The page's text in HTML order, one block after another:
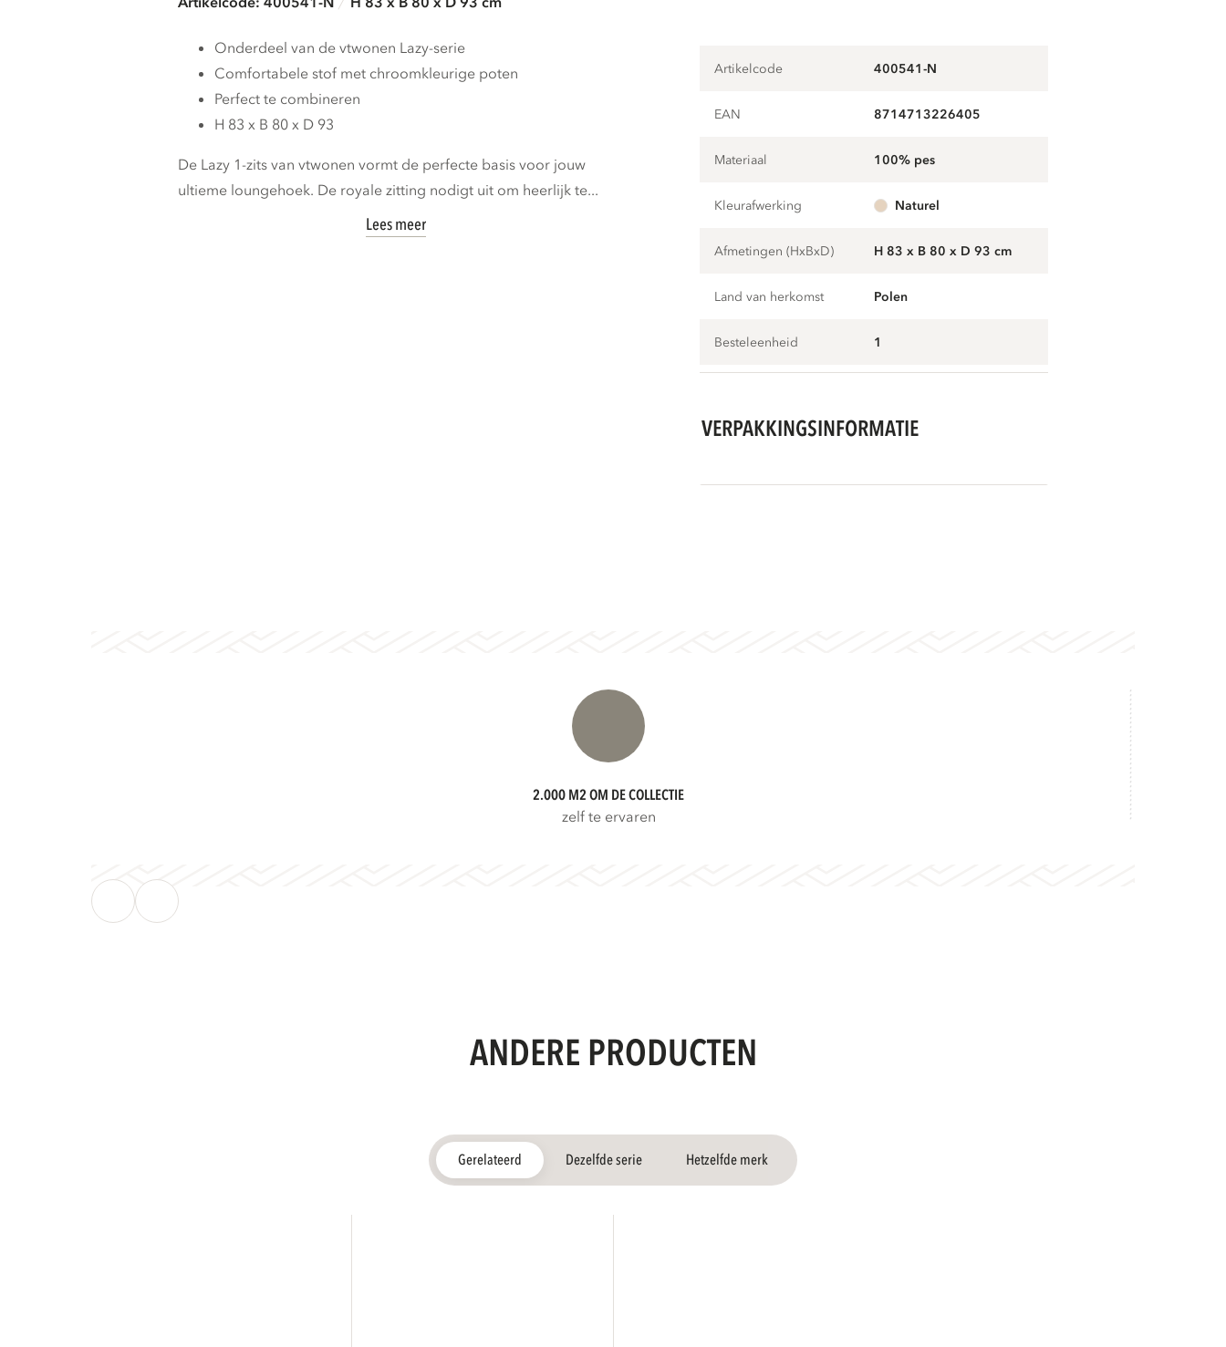
Onderdeel van de vtwonen Lazy-serie
Comfortabele stof met chroomkleurige poten
Perfect te combineren
H 83 x B 80 x D 93
De Lazy 1-zits van vtwonen vormt de perfecte basis voor jouw
ultieme loungehoek. De royale zitting nodigt uit om heerlijk te...
Lees meer
Artikelcode 400541-N
EAN 8714713226405
Materiaal 100% pes
Kleurafwerking naturel
Afmetingen (HxBxD) H 83 x B 80 x D 93 cm
Land van herkomst Polen
Besteleenheid 1
VERPAKKINGSINFORMATIE
2.000 M2 OM DE COLLECTIE
zelf te ervaren
ANDERE PRODUCTEN
Gerelateerd Dezelfde serie Hetzelfde merk